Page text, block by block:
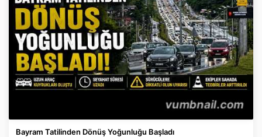
Bayram Tatilinden Dönüş Yoğunluğu Başladı